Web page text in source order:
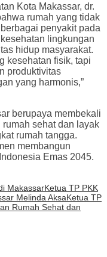
Kota Makassar, dr.
rumah yang tidak
penyakit pada
lingkungan
hidup masyarakat.
kesehatan fisik, tapi
produktivitas
yang harmonis,”
berupaya membekali
sehat dan layak
rumah tangga.
membangun
Emas 2045.
MakassarKetua TP PKK
Melinda AksaKetua TP
Rumah Sehat dan